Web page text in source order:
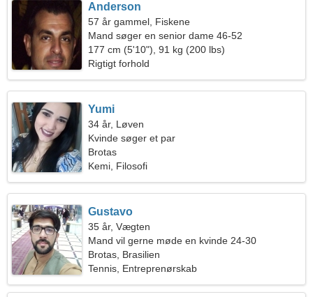
Anderson
57 år gammel, Fiskene
Mand søger en senior dame 46-52
177 cm (5'10"), 91 kg (200 lbs)
Rigtigt forhold
Yumi
34 år, Løven
Kvinde søger et par
Brotas
Kemi, Filosofi
Gustavo
35 år, Vægten
Mand vil gerne møde en kvinde 24-30
Brotas, Brasilien
Tennis, Entreprenørskab